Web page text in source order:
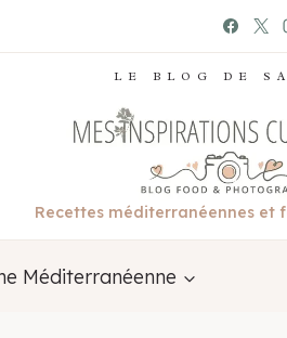
LE BLOG DE
Recettes méditerranéennes et
Méditerranéenne